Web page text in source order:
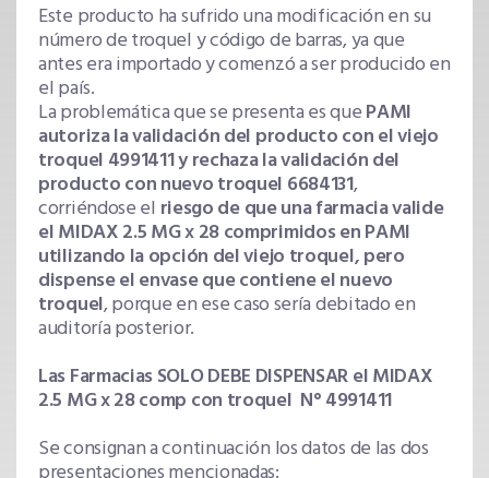
Este producto ha sufrido una modificación en su
número de troquel y código de barras, ya que
antes era importado y comenzó a ser producido en
el país.
La problemática que se presenta es quePAMI
autoriza la validación del producto con el viejo
troquel 4991411 y rechaza la validación del
producto con nuevo troquel 6684131,
corriéndose el riesgo de que una farmacia valide
el MIDAX 2.5 MG x 28 comprimidos en PAMI
utilizando la opción del viejo troquel, pero
dispense el envase que contiene el nuevo
troquel, porque en ese caso sería debitado en
auditoría posterior.
Las Farmacias SOLO DEBE DISPENSAR el MIDAX
2.5 MG x 28 comp con troquel N° 4991411
Se consignan a continuación los datos de las dos